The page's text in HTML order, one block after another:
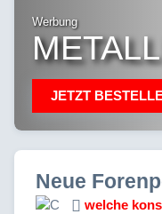
Werbung
JETZT
Neue
welche